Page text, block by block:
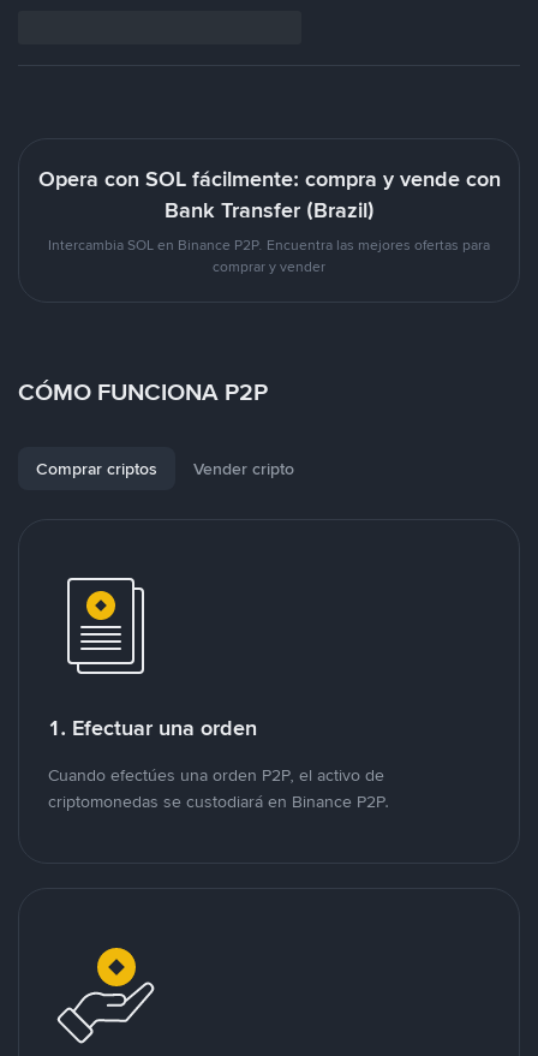
Opera con SOL fácilmente: compra y vende con
Bank Transfer (Brazil)
Intercambia SOL en Binance P2P. Encuentra las mejores ofertas para
comprar y vender
CÓMO FUNCIONA P2P
Comprar criptos Vender cripto
1. Efectuar una orden
Cuando efectúes una orden P2P, el activo de
criptomonedas se custodiará en Binance P2P.